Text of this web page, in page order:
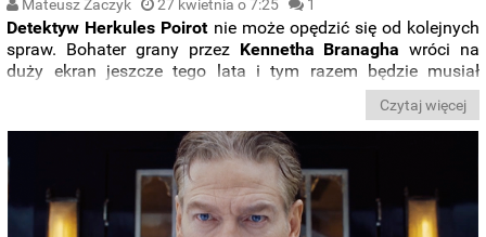
Mateusz Zaczyk 27 kwietnia o 7:25 1
Detektyw Herkules Poirot nie może opędzić się od kolejnych
spraw. Bohater grany przez Kennetha Branagha wróci na
duży ekran jeszcze tego lata i tym razem będzie musiał
stawić czoła nie tylko kryminalnej zagadce, ale także duchom
A Haunting in Venice”.
Czytaj więcej